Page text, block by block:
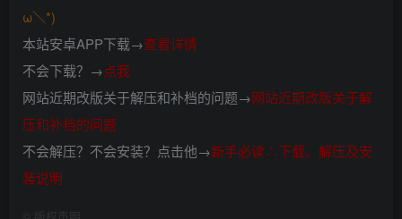
ω＼*)
本站安卓APP下载→查看详情
不会下载？→点我
网站近期改版关于解压和补档的问题→网站近期改版关于解
压和补档的问题
不会解压？不会安装？点击他→新手必读∴下载、解压及安
装说明